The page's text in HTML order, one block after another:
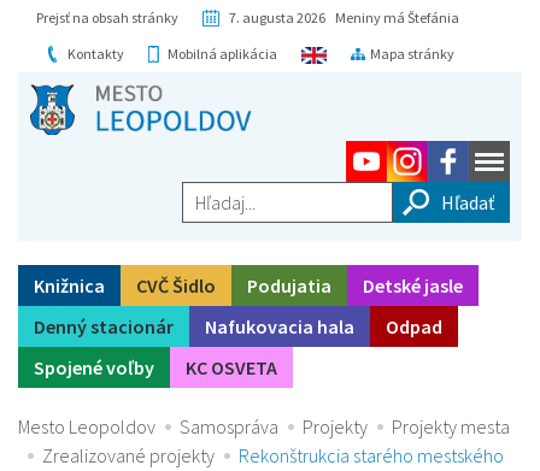
Prejsť na obsah stránky
7. augusta 2026 Meniny má Štefánia
Kontakty
Mobilná aplikácia Mapa stránky
Hľadaj...
Knižnica CVČ Šidlo Podujatia
Detské jasle
Denný stacionár
Nafukovacia hala
Odpad
Spojené voľby
KC OSVETA
Mesto Leopoldov Samospráva Projekty
Projekty mesta
Zrealizované projekty
Rekonštrukcia starého mestského